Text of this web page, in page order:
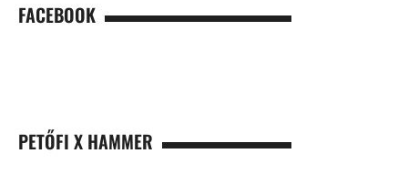
FACEBOOK
PETŐFI X HAMMER